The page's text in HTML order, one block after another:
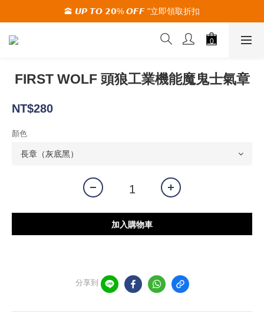
🚚夏季活動期間 滿2000限時免運🚚
🕋 𝙐𝙋 𝙏𝙊 𝟮𝟬% 𝙊𝙁𝙁 "立即領取折扣
🚚夏季活動期間 滿2000限時免運🚚
FIRST WOLF 頭狼工業機能魔鬼士氣章
NT$280
顏色
加入購物車
分享到